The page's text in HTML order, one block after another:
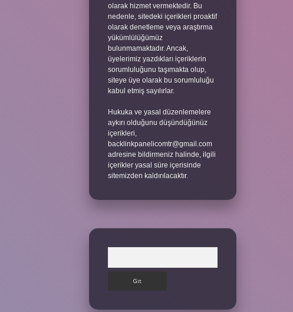
olarak hizmet vermektedir. Bu
nedenle, sitedeki içerikleri proaktif
olarak denetleme veya araştırma
yükümlülüğümüz
bulunmamaktadır. Ancak,
üyelerimiz yazdıkları içeriklerin
sorumluluğunu taşımakta olup,
siteye üye olarak bu sorumluluğu
kabul etmiş sayılırlar.
Hukuka ve yasal düzenlemelere
aykırı olduğunu düşündüğünüz
içerikleri,
backlinkpanelicomtr@gmail.com
adresine bildirmeniz halinde, ilgili
içerikler yasal süre içerisinde
sitemizden kaldırılacaktır.